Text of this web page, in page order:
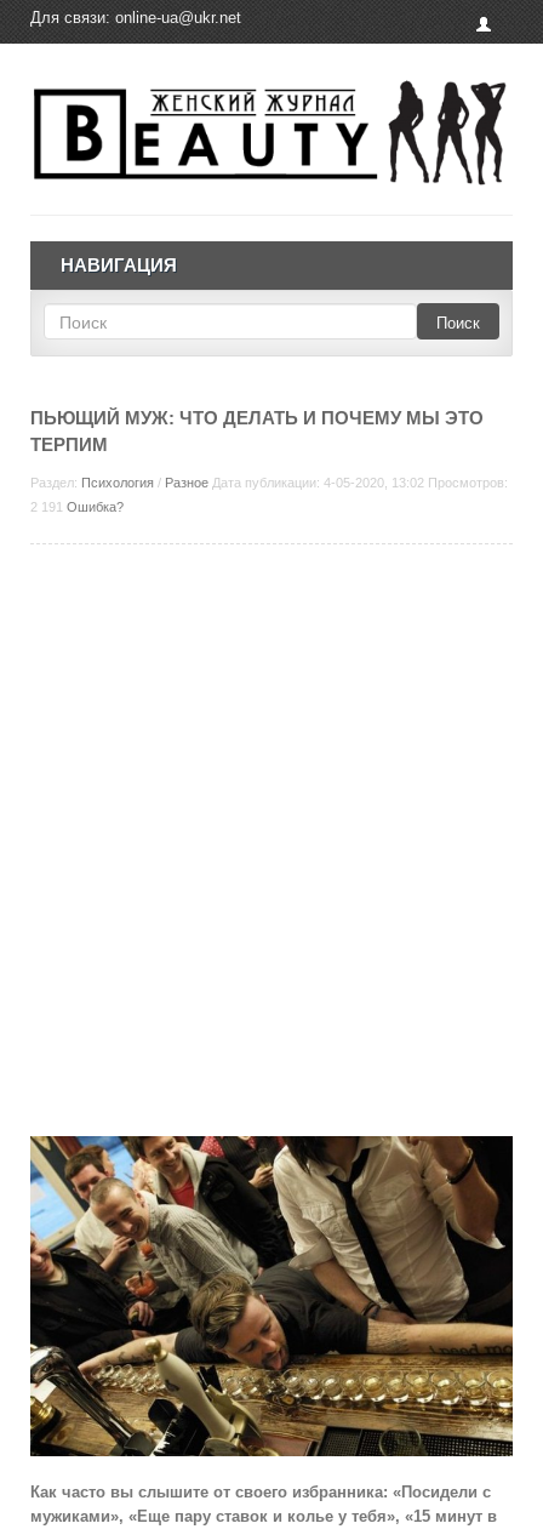
Для связи: online-ua@ukr.net
НАВИГАЦИЯ
Поиск
ПЬЮЩИЙ МУЖ: ЧТО ДЕЛАТЬ И ПОЧЕМУ МЫ ЭТО
ТЕРПИМ
Раздел: Психология / Разное Дата публикации: 4-05-2020, 13:02 Просмотров:
2 191 Ошибка?
Как часто вы слышите от своего избранника: «Посидели с
мужиками», «Еще пару ставок и колье у тебя», «15 минут в